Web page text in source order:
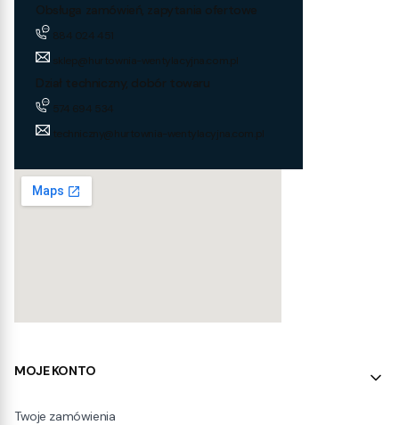
Obsługa zamówień, zapytania ofertowe
884 024 451
sklep@hurtownia-wentylacyjna.com.pl
Dział techniczny, dobór towaru
574 694 534
techniczny@hurtownia-wentylacyjna.com.pl
Linki w stopce
MOJE KONTO
Twoje zamówienia